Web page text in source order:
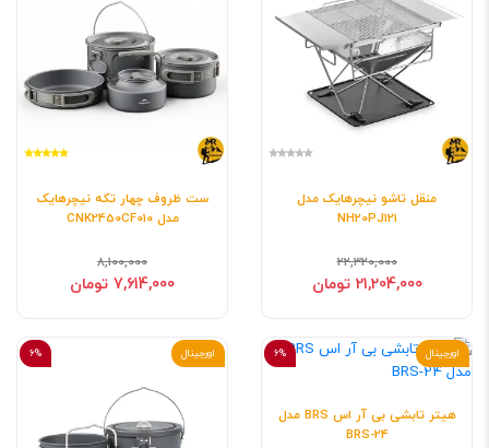
منقل تاشو نیچرهایک مدل
NH20PJ121
22,320,000
21,204,000 تومان
ست ظروف چهار تکه نیچرهایک
مدل CNK2450CF010
8,100,000
7,614,000 تومان
6% اورجینال
هیتر تابشی بی آر اس BRS مدل
BRS-24
6% اورجینال